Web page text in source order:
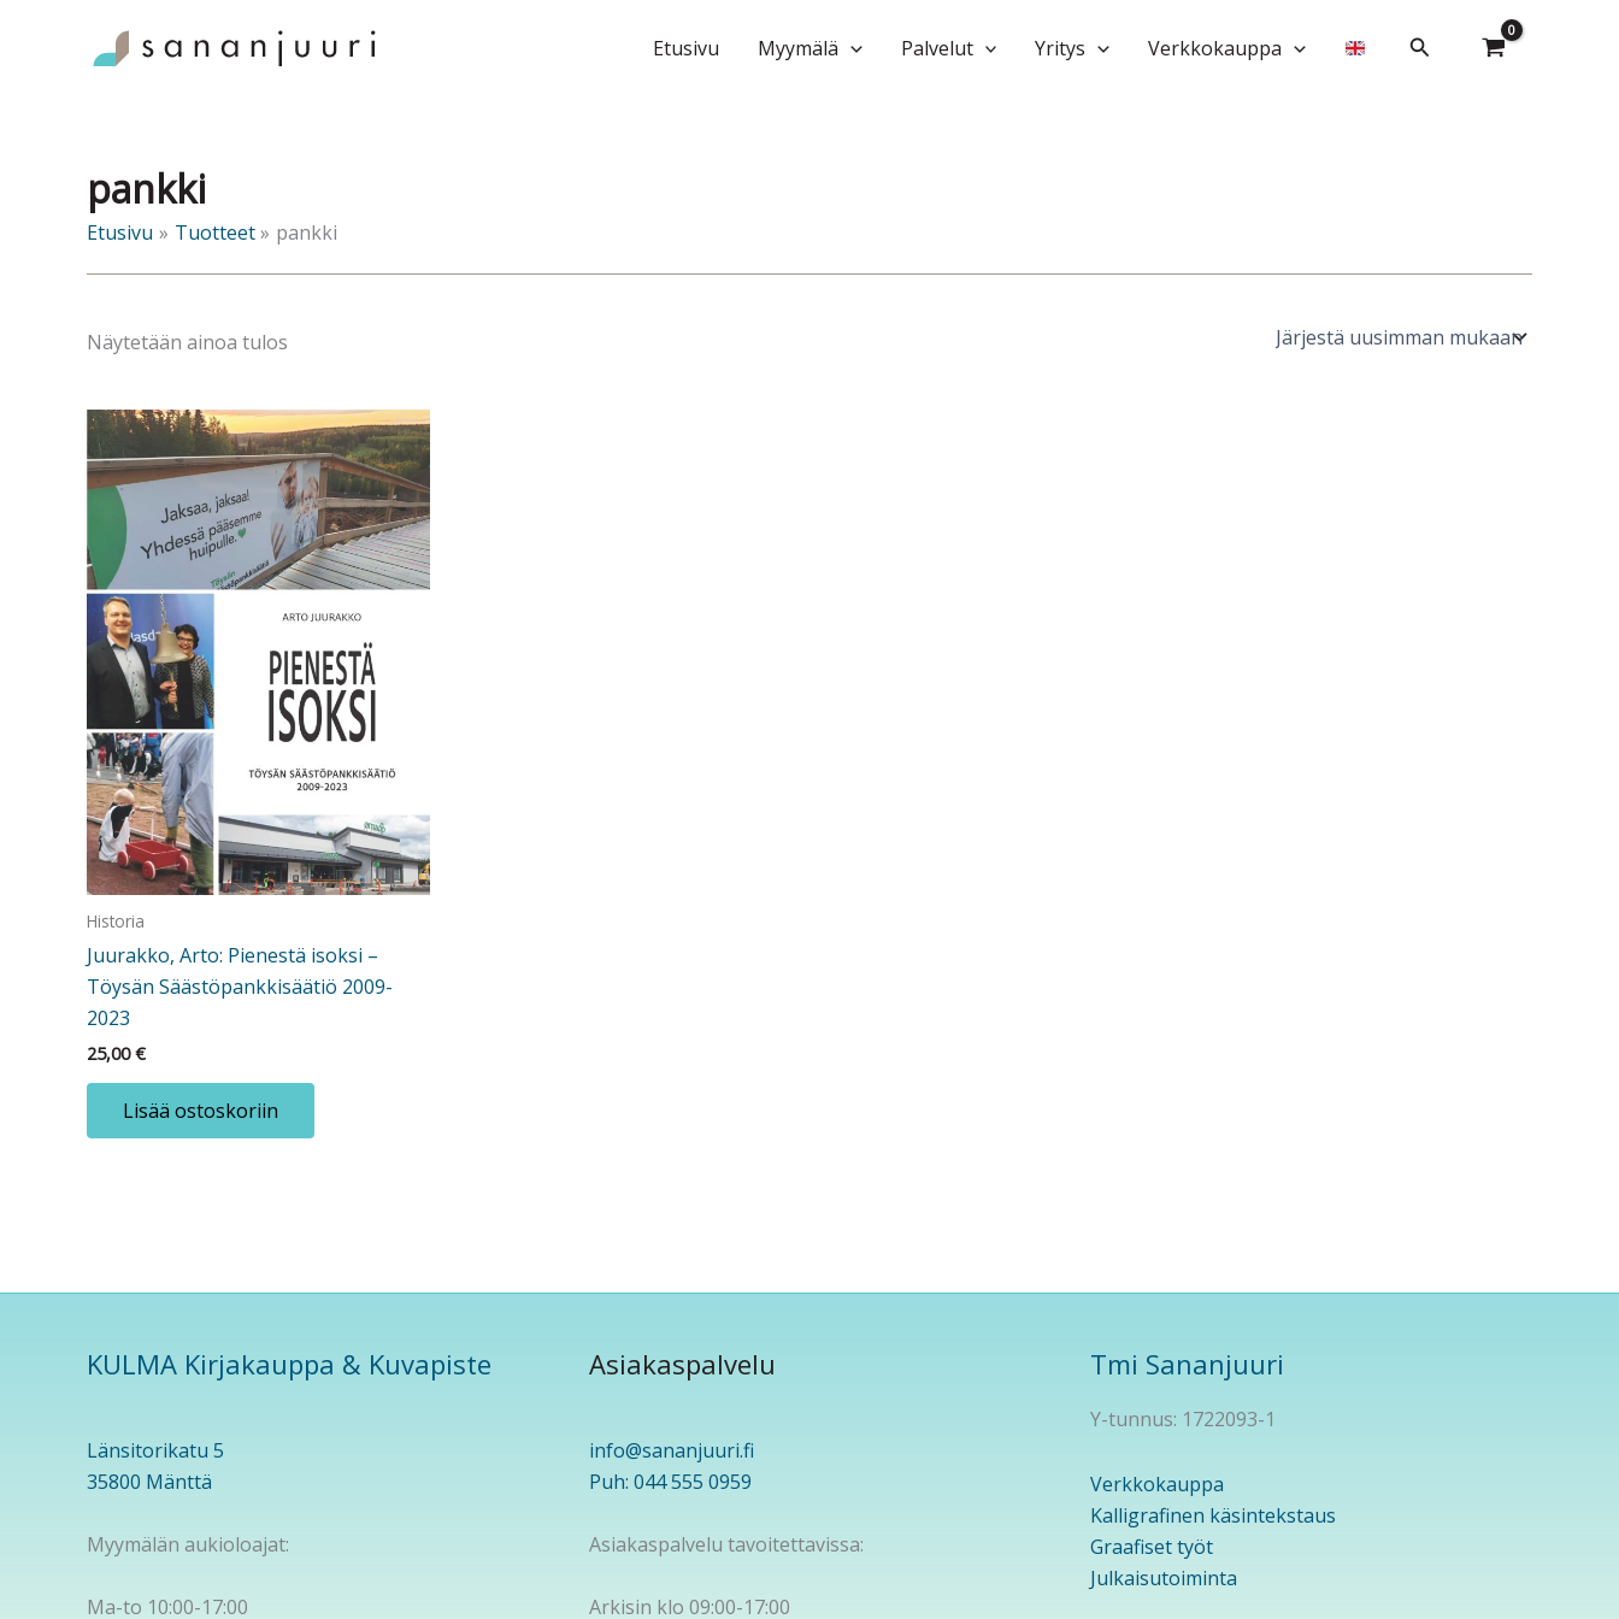
Etusivu Myymälä Palvelut Yritys Verkkokauppa Hae
pankki
Etusivu Tuotteet pankki
Näytetään ainoa tulos
Historia
Juurakko, Arto: Pienestä isoksi –
Töysän Säästöpankkisäätiö 2009-
2023
25,00€
Lisää ostoskoriin
KULMA Kirjakauppa & Kuvapiste
Länsitorikatu 5
35800 Mänttä
Myymälän aukioloajat:
Ma-to 10:00-17:00
Asiakaspalvelu
info@sananjuuri.fi
Puh: 044 555 0959
Asiakaspalvelu tavoitettavissa:
Arkisin klo 09:00-17:00
Tmi Sananjuuri
Y-tunnus: 1722093-1
Verkkokauppa
Kalligrafinen käsintekstaus
Graafiset työt
Julkaisutoiminta